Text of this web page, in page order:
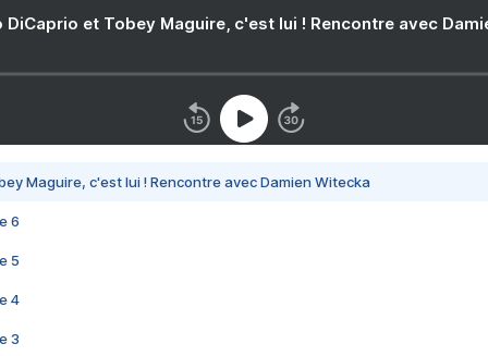
DiCaprio et Tobey Maguire, c'est lui ! Rencontre avec
Maguire, c'est lui ! Rencontre avec Damien Witecka
6
5
4
3